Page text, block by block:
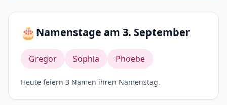
🎂Namenstage am 3. September
Gregor Sophia Phoebe
Heute feiern 3 Namen ihren Namenstag.